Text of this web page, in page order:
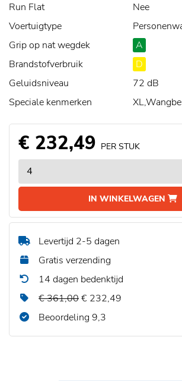
Run Flat
Nee
Voertuigtype
Grip op nat wegdek
A
Brandstofverbruik
D
Geluidsniveau
72 dB
Speciale kenmerken
€ 232,49 PER STUK
IN WINKELWAGEN
Levertijd 2-5 dagen
Gratis verzending
14 dagen bedenktijd
€ 361,00€ 232,49
Beoordeling 9,3